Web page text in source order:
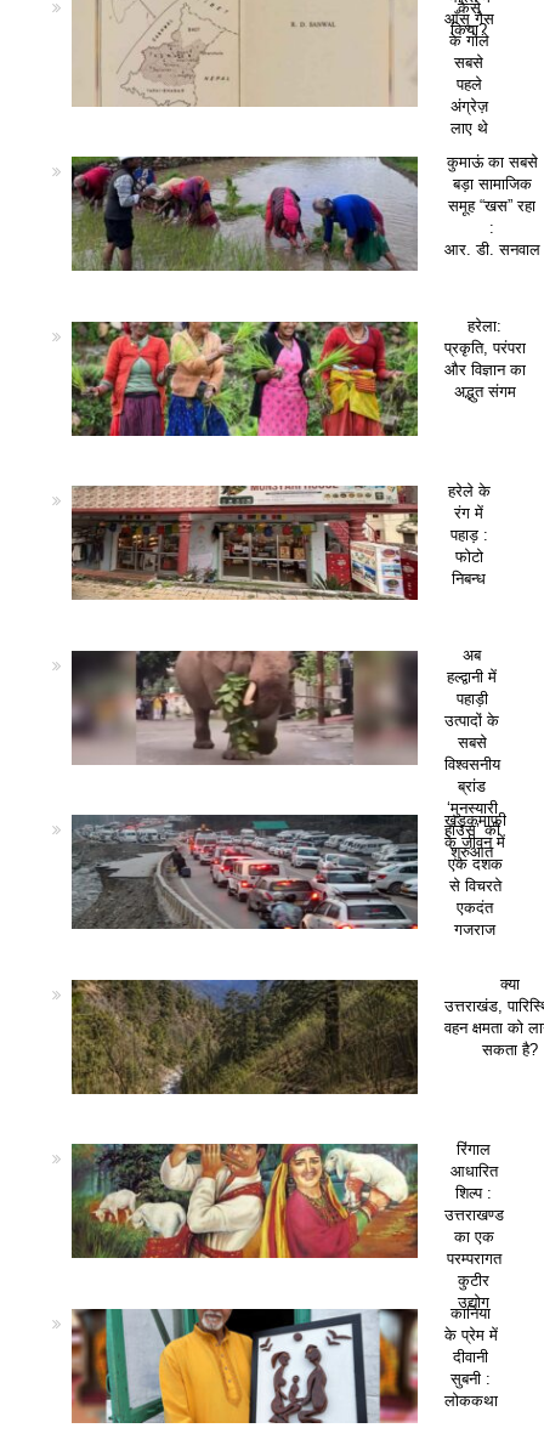
कैसे
किया?
आँसू गैस
के गोले
सबसे
पहले
अंग्रेज़
लाए थे
कुमाऊं का सबसे
बड़ा सामाजिक
समूह “खस” रहा
:
आर. डी. सनवाल
हरेला:
प्रकृति, परंपरा
और विज्ञान का
अद्भुत संगम
हरेले के
रंग में
पहाड़ :
फोटो
निबन्ध
अब
हल्द्वानी में
पहाड़ी
उत्पादों के
सबसे
विश्वसनीय
ब्रांड
‘मुनस्यारी
हाउस’ की
शुरुआत
खड़कमाफी
के जीवन में
एक दशक
से विचरते
एकदंत
गजराज
क्या
उत्तराखंड,
वहन क्षमता को
सकता है?
रिंगाल
आधारित
शिल्प :
उत्तराखण्ड
का एक
परम्परागत
कुटीर
उद्योग
कानिया
के प्रेम में
दीवानी
सुबनी :
लोककथा